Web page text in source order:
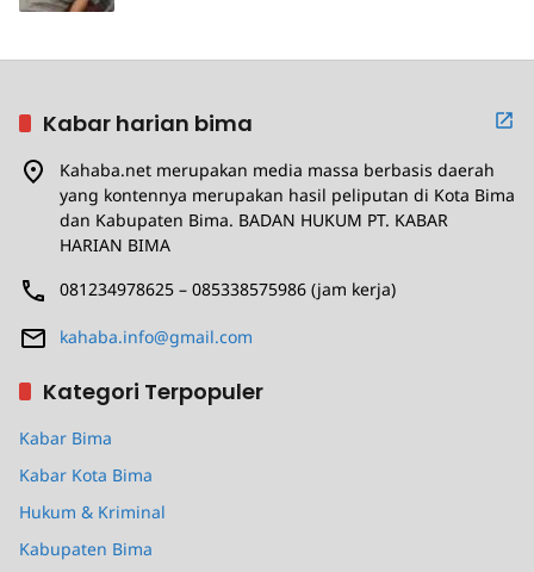
Kabar harian bima
Kahaba.net merupakan media massa berbasis daerah
yang kontennya merupakan hasil peliputan di Kota Bima
dan Kabupaten Bima. BADAN HUKUM PT. KABAR
HARIAN BIMA
081234978625 – 085338575986 (jam kerja)
kahaba.info@gmail.com
Kategori Terpopuler
Kabar Bima
Kabar Kota Bima
Hukum & Kriminal
Kabupaten Bima